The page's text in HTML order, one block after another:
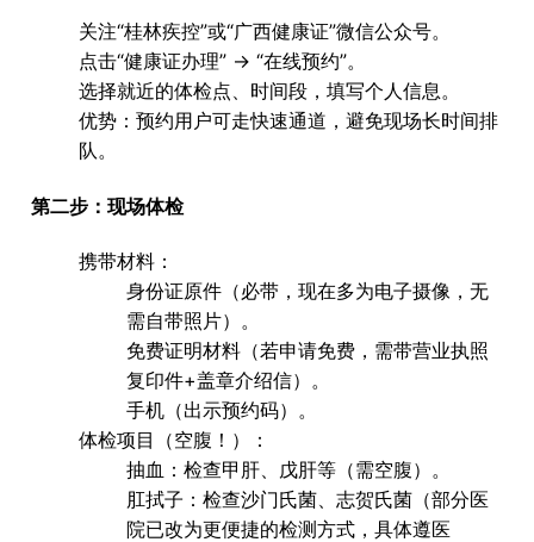
关注“桂林疾控”或“广西健康证”微信公众号。
点击“健康证办理” -> “在线预约”。
选择就近的体检点、时间段，填写个人信息。
优势 ：预约用户可走快速通道，避免现场长时间排
队。
第二步：现场体检
携带材料 ：
身份证原件 （必带，现在多为电子摄像，无
需自带照片）。
免费证明材料 （若申请免费，需带营业执照
复印件+盖章介绍信）。
手机（出示预约码）。
体检项目
（空腹！）：
抽血 ：检查甲肝、戊肝等（需空腹）。
肛拭子 ：检查沙门氏菌、志贺氏菌（部分医
院已改为更便捷的检测方式，具体遵医